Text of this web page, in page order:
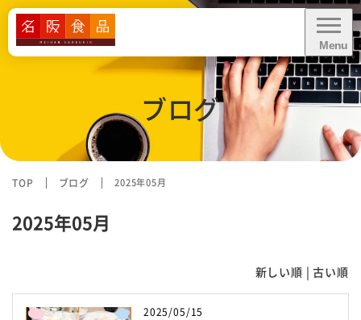
Menu
ブログ
CLOSE
業態別お悩み解決
給食に関するお問い合わせ・
お見積り依頼
資料ダウンロード
TOP ブログ 2025年05月
2025年05月
新しい順 |古い順
2025/05/15